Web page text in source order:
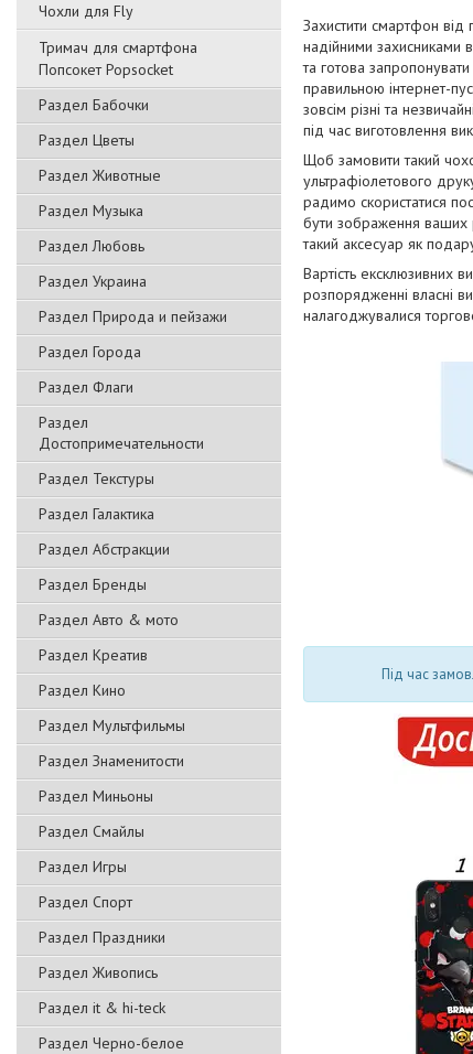
Чохли для Fly
Тримач для смартфона
Попсокет Popsocket
Раздел Бабочки
Раздел Цветы
Раздел Животные
Раздел Музыка
Раздел Любовь
Раздел Украина
Раздел Природа и пейзажи
Раздел Города
Раздел Флаги
Раздел
Достопримечательности
Раздел Текстуры
Раздел Галактика
Раздел Абстракции
Раздел Бренды
Раздел Авто & мото
Раздел Креатив
Раздел Кино
Раздел Мультфильмы
Раздел Знаменитости
Раздел Миньоны
Раздел Смайлы
Раздел Игры
Раздел Спорт
Раздел Праздники
Раздел Живопись
Раздел it & hi-teck
Раздел Черно-белое
Захистити смартфон
надійними захисниками
та готова
правильною інтернет-
зовсім різні та
під час виготовлення
Щоб замовити такий
ультрафіолетового
радимо скористатися
бути зображення ваших
такий аксесуар як
Вартість ексклюзивних
розпорядженні власні
налагоджувалися
Під час